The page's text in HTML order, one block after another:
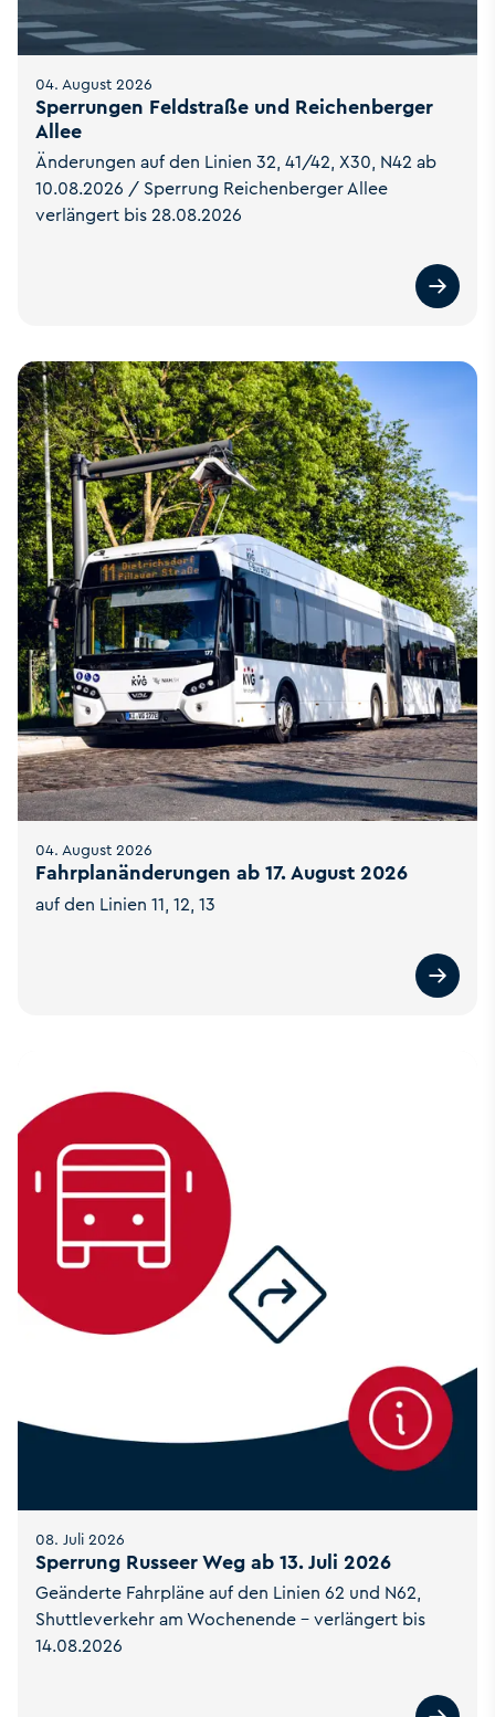
Sperrungen Feldstraße und Reichenberger
Allee
04. August 2026
Änderungen auf den Linien 32, 41/42, X30, N42 ab
10.08.2026 / Sperrung Reichenberger Allee
verlängert bis 28.08.2026
Fahrplanänderungen ab 17. August 2026
04. August 2026
auf den Linien 11, 12, 13
Sperrung Russeer Weg ab 13. Juli 2026
08. Juli 2026
Geänderte Fahrpläne auf den Linien 62 und N62,
Shuttleverkehr am Wochenende – verlängert bis
14.08.2026